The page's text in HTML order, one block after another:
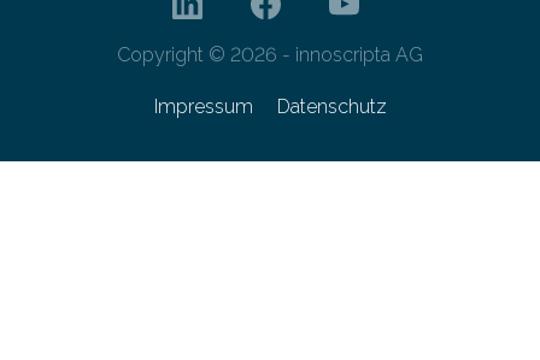
Copyright © 2026 - innoscripta AG
Impressum Datenschutz